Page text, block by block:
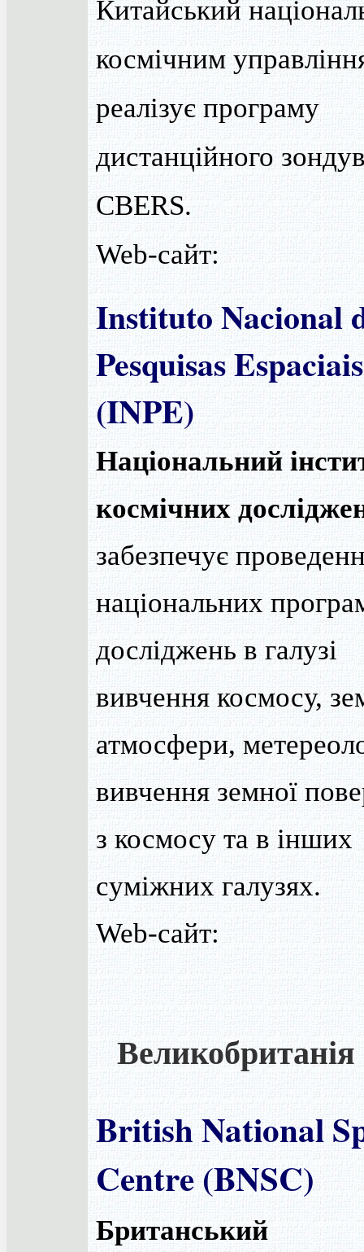
Китайський
космічним
реалізує програму
дистанційного
CBERS.
Web-сайт:
Instituto Nacional
Pesquisas Espaciais
(INPE)
Національний
космічних
забезпечує
національних
досліджень в галузі
вивчення космосу,
атмосфери,
вивчення земної
з космосу та в інших
суміжних галузях.
Web-сайт:
Великобританія
British National
Centre (BNSC)
Британський